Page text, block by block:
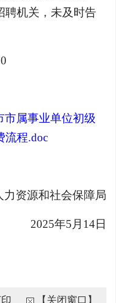
聘机关，未及时告
市属事业单位初级
流程.doc
力资源和社会保障局
2025年5月14日
【关闭窗口】